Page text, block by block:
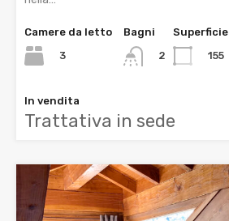
Camere da letto
3
Bagni
2
Superficie
155
In vendita
Trattativa in sede